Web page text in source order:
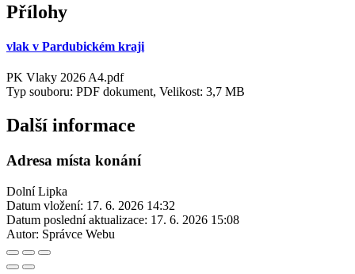
Přílohy
vlak v Pardubickém kraji
PK Vlaky 2026 A4.pdf
Typ souboru: PDF dokument, Velikost: 3,7 MB
Další informace
Adresa místa konání
Dolní Lipka
Datum vložení: 17. 6. 2026 14:32
Datum poslední aktualizace: 17. 6. 2026 15:08
Autor: Správce Webu